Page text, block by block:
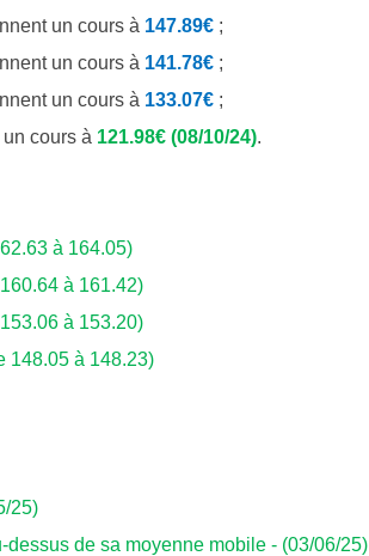
un cours à 147.89€ ;
un cours à 141.78€ ;
un cours à 133.07€ ;
cours à 121.98€ (08/10/24).
à 164.05)
à 161.42)
à 153.20)
148.05 à 148.23)
25)
de sa moyenne mobile - (03/06/25)